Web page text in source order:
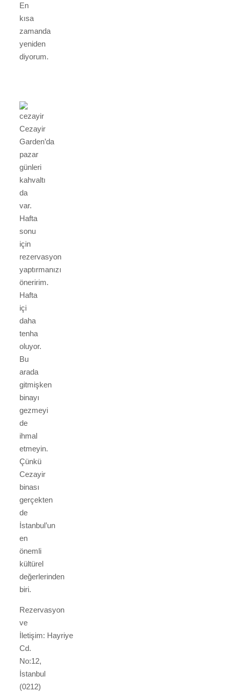
En
kısa
zamanda
yeniden
diyorum.
Cezayir
Garden’da
pazar
günleri
kahvaltı
da
var.
Hafta
sonu
için
rezervasyon
yaptırmanızı
öneririm.
Hafta
içi
daha
tenha
oluyor.
Bu
arada
gitmişken
binayı
gezmeyi
de
ihmal
etmeyin.
Çünkü
Cezayir
binası
gerçekten
de
İstanbul’un
en
önemli
kültürel
değerlerinden
biri.
Rezervasyon
ve
İletişim: Hayriye
Cd.
No:12,
İstanbul
(0212)